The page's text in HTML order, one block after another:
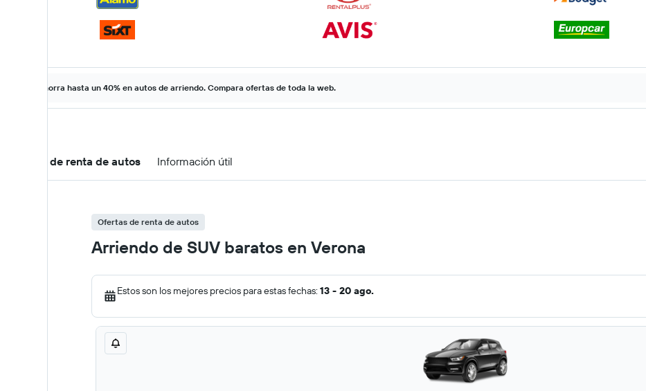
Ahorra hasta un 40% en autos de arriendo. Compara ofertas de toda la web.
Ofertas de renta de autos Información útil
Ofertas de renta de autos
Arriendo de SUV baratos en Verona
Estos son los mejores precios para estas fechas: 13 - 20 ago.